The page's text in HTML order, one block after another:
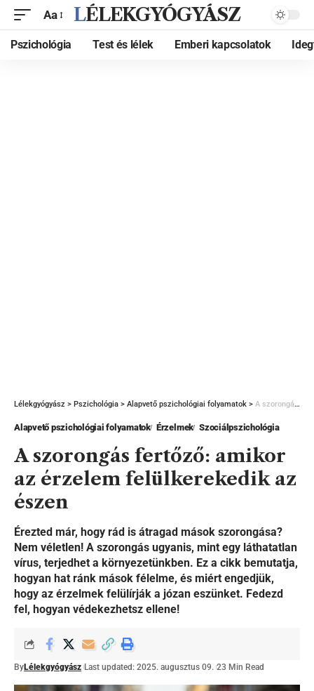
Aa LÉLEKGYÓGYÁSZ
Pszichológia Test és lélek Emberi kapcsolatok
Lélekgyógyász > Pszichológia > Alapvető pszichológiai folyamatok > A szorongás fertőző: amikor az érzelem felülkerekedik az észen
Alapvető pszichológiai folyamatok Érzelmek Szociálpszichológia
A szorongás fertőző: amikor
az érzelem felülkerekedik az
észen
Érezted már, hogy rád is átragad mások szorongása?
Nem véletlen! A szorongás ugyanis, mint egy láthatatlan
vírus, terjedhet a környezetünkben. Ez a cikk bemutatja,
hogyan hat ránk mások félelme, és miért engedjük,
hogy az érzelmek felülírják a józan eszünket. Fedezd
fel, hogyan védekezhetsz ellene!
ByLélekgyógyász Last updated: 2025. augusztus 09. 23 Min Read